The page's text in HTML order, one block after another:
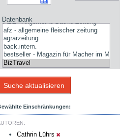
Datenbank
Einschränkungen:
Cathrin Lührs